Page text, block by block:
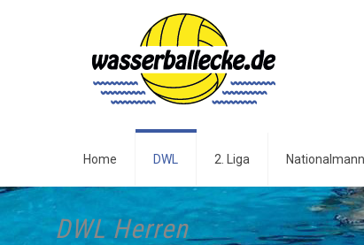
Home DWL 2. Liga
DWL Herren